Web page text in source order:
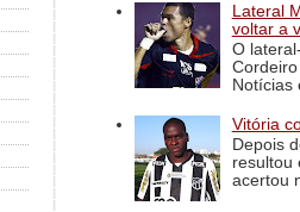
Lateral
voltar a
O
Notícias
Vitória
Depois
resultou
acertou